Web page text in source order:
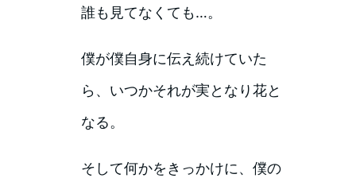
誰も見てなくても…。
僕が僕自身に伝え続けていた
ら、いつかそれが実となり花と
なる。
そして何かをきっかけに、僕の